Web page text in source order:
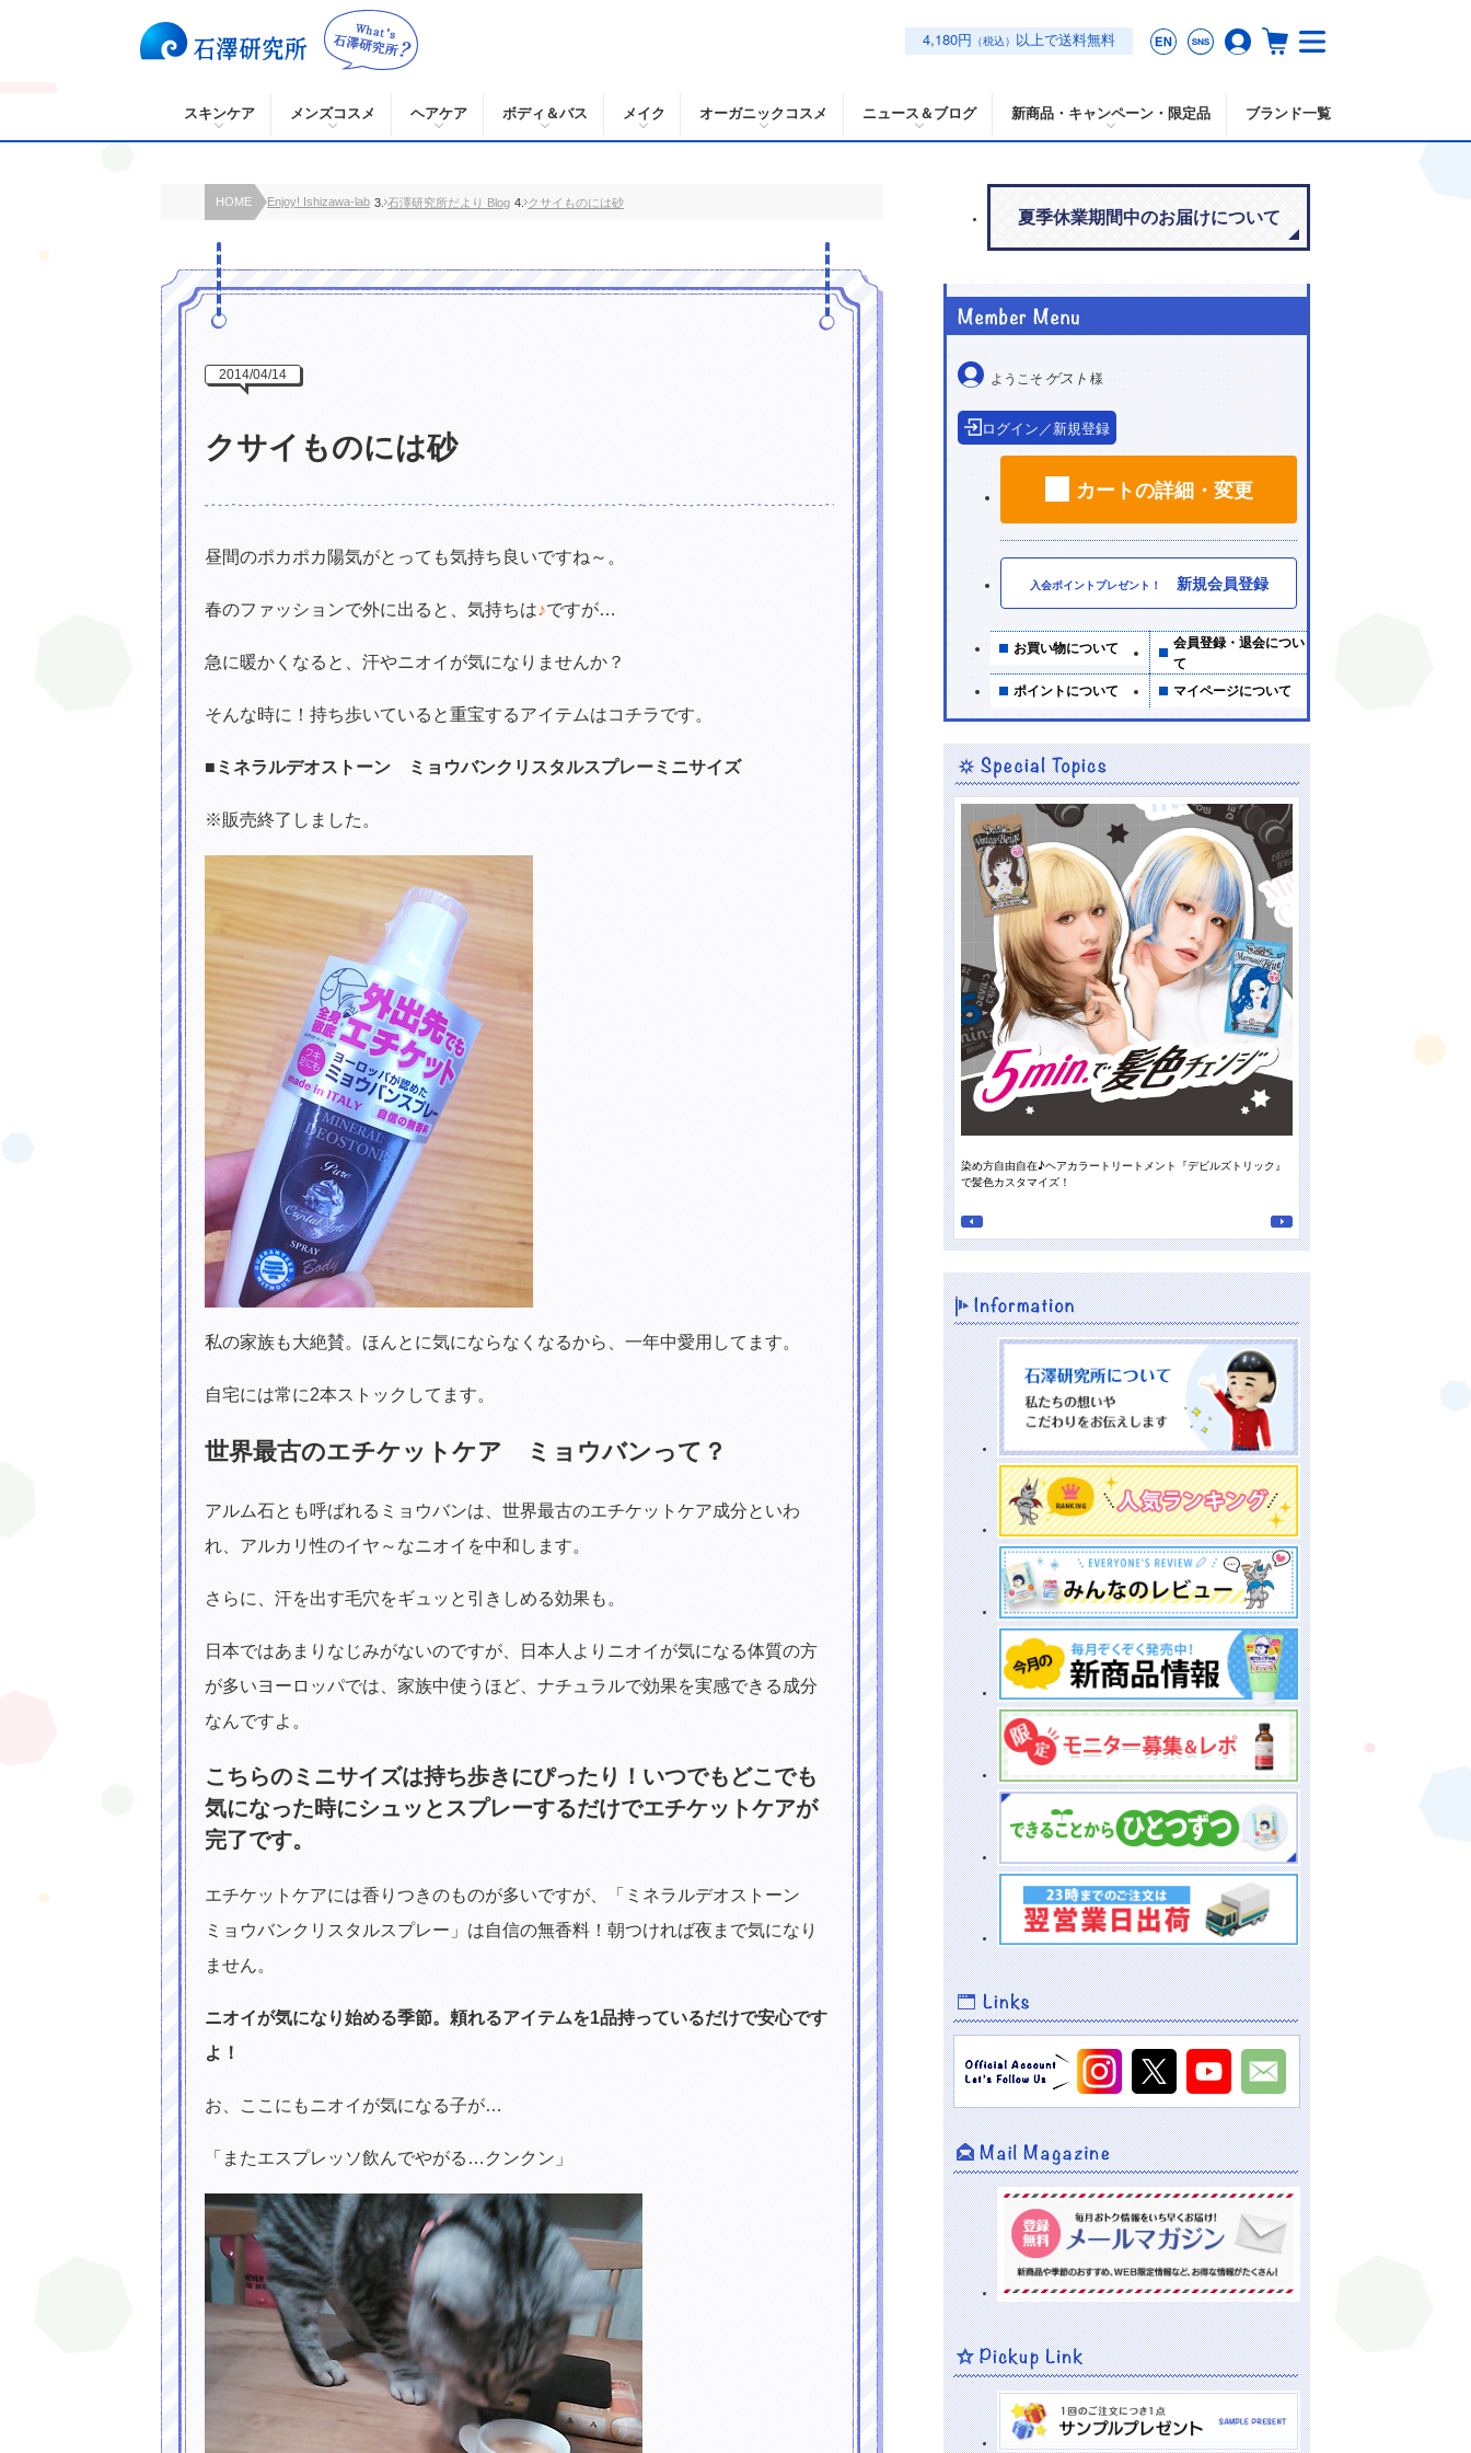
4,180円 （税込） 以上で送料無料
スキンケア メンズコスメ ヘアケア ボディ＆バス メイク オーガニックコスメ ニュース＆ブログ 新商品・キャンペーン・限定品 ブランド一覧
HOME Enjoy! Ishizawa-lab 石澤研究所だより Blog クサイものには砂
2014/04/14
クサイものには砂
昼間のポカポカ陽気がとっても気持ち良いですね～。
春のファッションで外に出ると、気持ちは♪ですが…
急に暖かくなると、汗やニオイが気になりませんか？
そんな時に！持ち歩いていると重宝するアイテムはコチラです。
■ミネラルデオストーン ミョウバンクリスタルスプレーミニサイズ
※販売終了しました。
私の家族も大絶賛。ほんとに気にならなくなるから、一年中愛用してます。
自宅には常に2本ストックしてます。
世界最古のエチケットケア ミョウバンって？
アルム石とも呼ばれるミョウバンは、世界最古のエチケットケア成分といわ
れ、アルカリ性のイヤ～なニオイを中和します。
さらに、汗を出す毛穴をギュッと引きしめる効果も。
日本ではあまりなじみがないのですが、日本人よりニオイが気になる体質の方
が多いヨーロッパでは、家族中使うほど、ナチュラルで効果を実感できる成分
なんですよ。
こちらのミニサイズは持ち歩きにぴったり！いつでもどこでも
気になった時にシュッとスプレーするだけでエチケットケアが
完了です。
エチケットケアには香りつきのものが多いですが、「ミネラルデオストーン
ミョウバンクリスタルスプレー」は自信の無香料！朝つければ夜まで気になり
ません。
ニオイが気になり始める季節。頼れるアイテムを1品持っているだけで安心です
よ！
お、ここにもニオイが気になる子が…
「またエスプレッソ飲んでやがる…クンクン」
夏季休業期間中のお届けについて
ようこそゲスト 様
ログイン／新規登録
カートの詳細・変更
入会ポイントプレゼント！ 新規会員登録
お買い物について
会員登録・退会につい
て
ポイントについて
マイページについて
素肌にもサンゴにもやさしい！海に持って行きたい日焼け止め オレンジパワーで夏の地肌すっきり、毛先までさらさらに！
染め方自由自在♪ヘアカラートリートメント『デビルズトリック』
で髪色カスタマイズ！
スタッフの“推しの香り”がついに
南高梅の重曹泡洗顔』♪